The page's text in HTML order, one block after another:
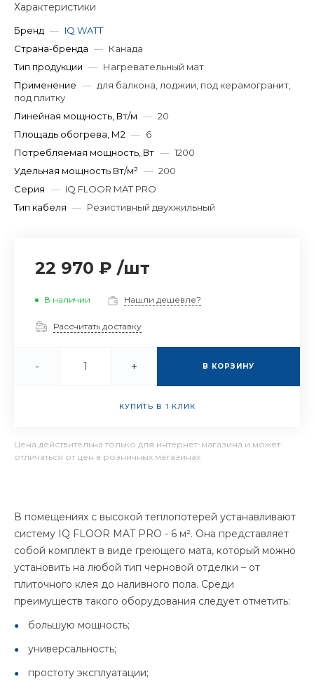
Характеристики
Бренд — IQ WATT
Страна-бренда — Канада
Тип продукции — Нагревательный мат
Применение — для балкона, лоджии, под керамогранит,
под плитку
Линейная мощность, Вт/м — 20
Площадь обогрева, М2 — 6
Потребляемая мощность, Вт — 1200
Удельная мощность Вт/м² — 200
Серия — IQ FLOOR MAT PRO
Тип кабеля — Резистивный двухжильный
22 970 ₽ /шт
В наличии Нашли дешевле?
Рассчитать доставку
- + В КОРЗИНУ
КУПИТЬ В 1 КЛИК
Цена действительна только для интернет-магазина и может
отличаться от цен в розничных магазинах
В помещениях с высокой теплопотерей устанавливают
систему IQ FLOOR MAT PRO - 6 м². Она представляет
собой комплект в виде греющего мата, который можно
установить на любой тип черновой отделки – от
плиточного клея до наливного пола. Среди
преимуществ такого оборудования следует отметить:
большую мощность;
универсальность;
простоту эксплуатации;